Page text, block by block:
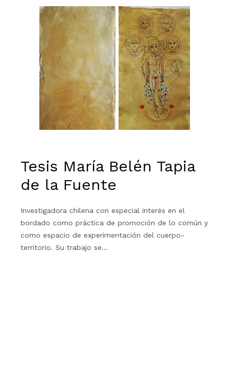
Tesis María Belén Tapia
de la Fuente
Investigadora chilena con especial interés en el
bordado como práctica de promoción de lo común y
como espacio de experimentación del cuerpo-
territorio. Su trabajo se…